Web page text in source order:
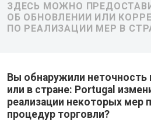
ЗДЕСЬ МОЖНО
ОБ ОБНОВЛЕНИИ ИЛИ
ПО РЕАЛИЗАЦИИ МЕР В
Вы обнаружили неточность
или в стране: Portugal
реализации некоторых мер
процедур торговли?